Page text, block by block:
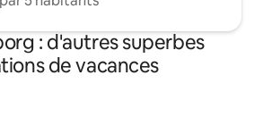
: d'autres superbes
de vacances